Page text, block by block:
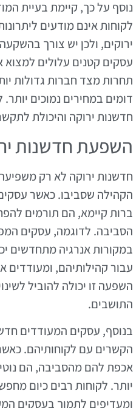
נוסף על כך, קיימת בעיית
לקוחות אינם מודעים
ירוקים, ולכן יש צורך
עסקים קטנים עלולים
תחרות מצד חברות גדולות
דומים במחירים נמוכים יותר.
חדשנות ירוקה והיכולת
השפעת חדשנות
חדשנות ירוקה לא רק
הקהילה שסביבו. כאשר
ברות קיימא, הם תורמים
הסביבה. לדוגמה, עסקים
במקורות אנרגיה מתחדשים
עבור קהילותיהם, ומעודדים
השפעה זו יכולה להוביל
התושבים.
בנוסף, עסקים המעודדים
הקשרים עם לקוחותיהם.
אכפת להם מהסביבה, הם
יותר. לקוחות רבים כיום
ומעדיפים לתמוך בעסקים